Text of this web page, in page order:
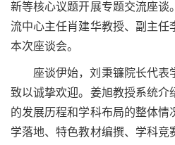
新等核心议题开展专题交流座谈
流中心主任肖建华教授、副主任
本次座谈会。
座谈伊始，刘秉镰院长代表
致以诚挚欢迎。姜旭教授系统介
的发展历程和学科布局的整体情
学落地、特色教材编撰、学科竞